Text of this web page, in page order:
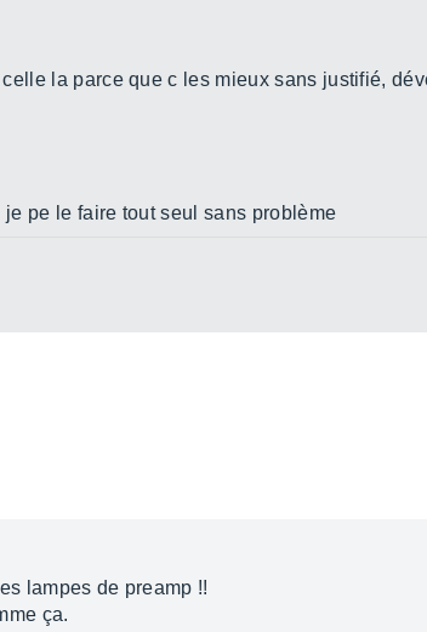
la parce que c les mieux sans justifié,
pe le faire tout seul sans problème
lampes de preamp !!
ça.